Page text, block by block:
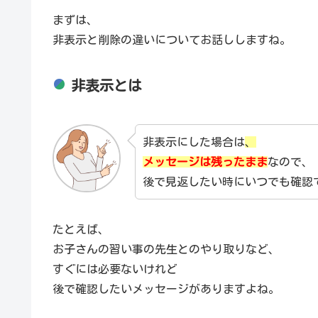
まずは、
非表示と削除の違いについてお話ししますね。
非表示とは
非表示にした場合は、
メッセージは残ったままなので、
後で見返したい時にいつでも確認
たとえば、
お子さんの習い事の先生とのやり取りなど、
すぐには必要ないけれど
後で確認したいメッセージがありますよね。